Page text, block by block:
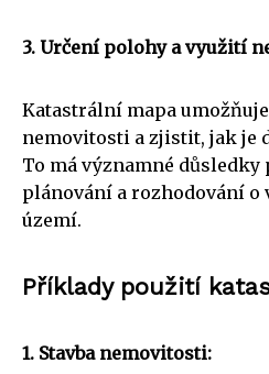
3. Určení polohy a využití
Katastrální mapa
nemovitosti a zjistit, jak je
To má významné
plánování a rozhodování o
území.
Příklady použití
1. Stavba nemovitosti: